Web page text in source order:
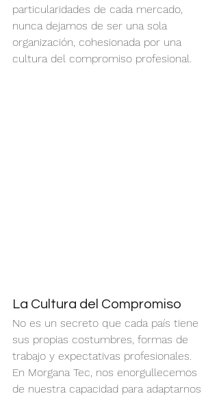
particularidades de cada mercado,
nunca dejamos de ser una sola
organización, cohesionada por una
cultura del compromiso profesional.
La Cultura del Compromiso
No es un secreto que cada país tiene
sus propias costumbres, formas de
trabajo y expectativas profesionales.
En Morgana Tec, nos enorgullecemos
de nuestra capacidad para adaptarnos